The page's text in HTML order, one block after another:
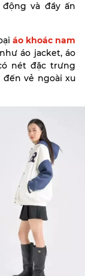
và đầy ấn
áo khoác nam
áo jacket, áo
nét đặc trưng
vẻ ngoài xu